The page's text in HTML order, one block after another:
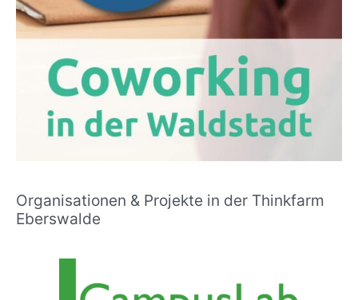
Organisationen & Projekte in der Thinkfarm
Eberswalde